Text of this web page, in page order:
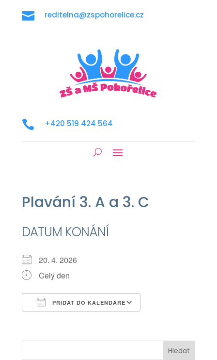
 reditelna@zspohorelice.cz
 +420 519 424 564
Plavání 3. A a 3. C
DATUM KONÁNÍ
20. 4. 2026
Celý den
PŘIDAT DO KALENDÁŘE
Hledat